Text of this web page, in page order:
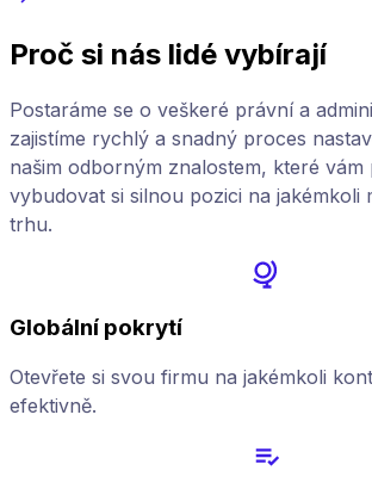
Proč si nás lidé vybírají
Postaráme se o veškeré právní a
zajistíme rychlý a snadný proces
našim odborným znalostem, které vám
vybudovat si silnou pozici na jakémkoli
trhu.
Globální pokrytí
Otevřete si svou firmu na jakémkoli
efektivně.